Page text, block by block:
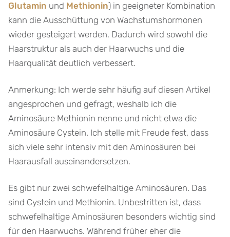
Glutamin und Methionin) in geeigneter Kombination
kann die Ausschüttung von Wachstumshormonen
wieder gesteigert werden. Dadurch wird sowohl die
Haarstruktur als auch der Haarwuchs und die
Haarqualität deutlich verbessert.
Anmerkung: Ich werde sehr häufig auf diesen Artikel
angesprochen und gefragt, weshalb ich die
Aminosäure Methionin nenne und nicht etwa die
Aminosäure Cystein. Ich stelle mit Freude fest, dass
sich viele sehr intensiv mit den Aminosäuren bei
Haarausfall auseinandersetzen.
Es gibt nur zwei schwefelhaltige Aminosäuren. Das
sind Cystein und Methionin. Unbestritten ist, dass
schwefelhaltige Aminosäuren besonders wichtig sind
für den Haarwuchs. Während früher eher die